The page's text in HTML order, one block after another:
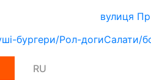
вулиця
бургери/Рол-догиСалати/
RU